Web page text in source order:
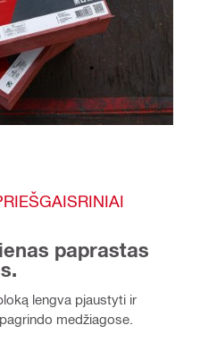
paprastas
lengva pjaustyti ir
medžiagose.